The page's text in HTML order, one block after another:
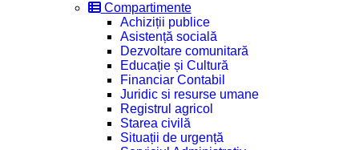
Compartimente
Achiziții publice
Asistență socială
Dezvoltare comunitară
Educație și Cultură
Financiar Contabil
Juridic si resurse umane
Registrul agricol
Starea civilă
Situații de urgență